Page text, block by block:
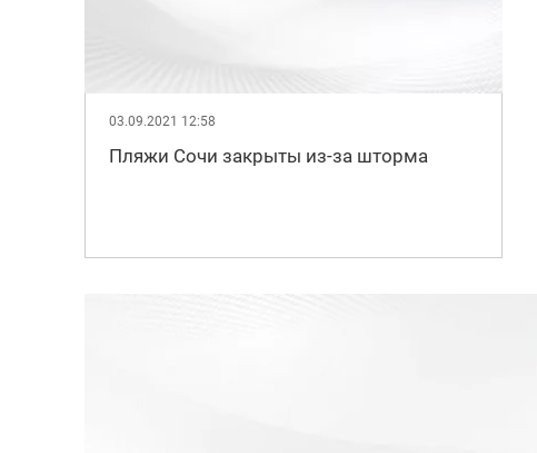
03.09.2021 12:58
Пляжи Сочи закрыты из-за шторма